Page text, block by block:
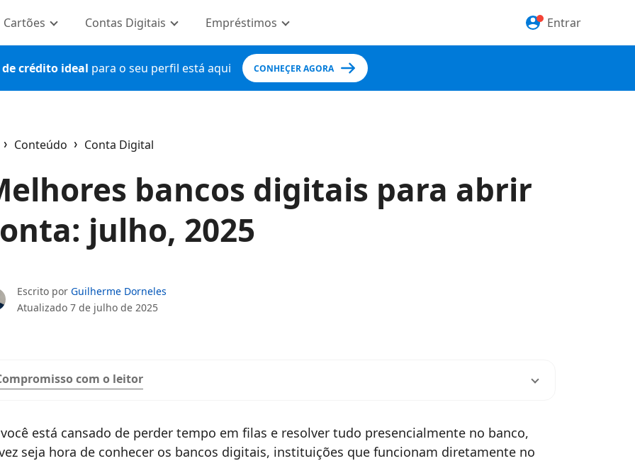
Cartões Contas Digitais Empréstimos Entrar
crédito ideal para o seu perfil está aqui CONHEÇER AGORA
Conteúdo Conta Digital
bancos digitais para abrir
julho, 2025
Escrito por Guilherme Dorneles
Atualizado 7 de julho de 2025
com o leitor
você está cansado de perder tempo em filas e resolver tudo presencialmente no banco,
seja hora de conhecer os bancos digitais, instituições que funcionam diretamente no